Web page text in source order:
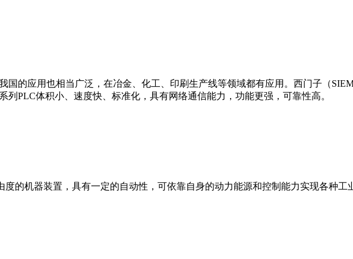
国的应用也相当广泛，在冶金、化工、印刷生产线等领域都有应用。西门子（
列PLC体积小、速度快、标准化，具有网络通信能力，功能更强，可靠性高。
的机器装置，具有一定的自动性，可依靠自身的动力能源和控制能力实现各种